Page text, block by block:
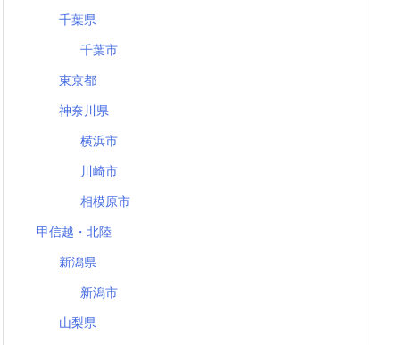
千葉県
千葉市
東京都
神奈川県
横浜市
川崎市
相模原市
甲信越・北陸
新潟県
新潟市
山梨県